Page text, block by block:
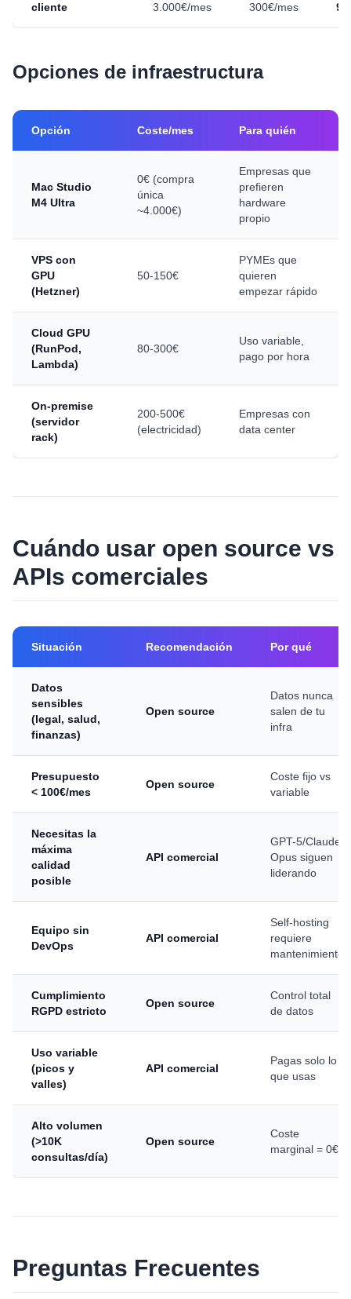
cliente
3.000€/mes
300€/mes
Opciones de infraestructura
Opción Coste/mes Para quién
Mac Studio
M4 Ultra
0€ (compra
única
~4.000€)
Empresas que
prefieren
hardware
propio
VPS con
GPU
(Hetzner)
50-150€
PYMEs que
quieren
empezar rápido
Cloud GPU
(RunPod,
Lambda)
80-300€
Uso variable,
pago por hora
On-premise
(servidor
rack)
200-500€
(electricidad)
Empresas con
data center
Cuándo usar open source vs
APIs comerciales
Situación Recomendación Por qué
Datos
sensibles
(legal, salud,
finanzas)
Open source
Datos nunca
salen de tu
infra
Presupuesto
< 100€/mes
Open source
Coste fijo vs
variable
Necesitas la
máxima
calidad
posible
API comercial
GPT-5/Claude
Opus siguen
liderando
Equipo sin
DevOps
API comercial
Self-hosting
requiere
mantenimiento
Cumplimiento
RGPD estricto
Open source
Control total
de datos
Uso variable
(picos y
valles)
API comercial
Pagas solo lo
que usas
Alto volumen
(>10K
consultas/día)
Open source
Coste
marginal = 0€
Preguntas Frecuentes